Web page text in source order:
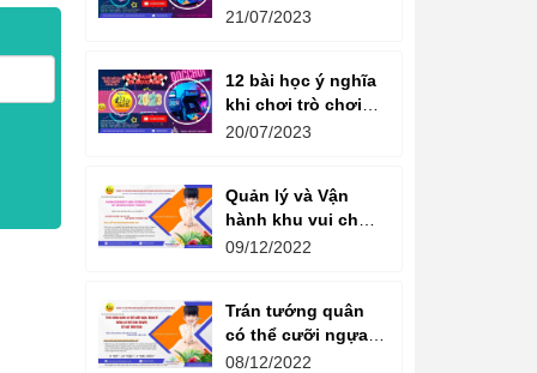
bắn súng
21/07/2023
12 bài học ý nghĩa
khi chơi trò chơi
máy game đua xe
20/07/2023
Quản lý và Vận
hành khu vui chơi
giải trí -
amusement parks
09/12/2022
Trán tướng quân
có thể cưỡi ngựa,
Bụng tể tướng có
08/12/2022